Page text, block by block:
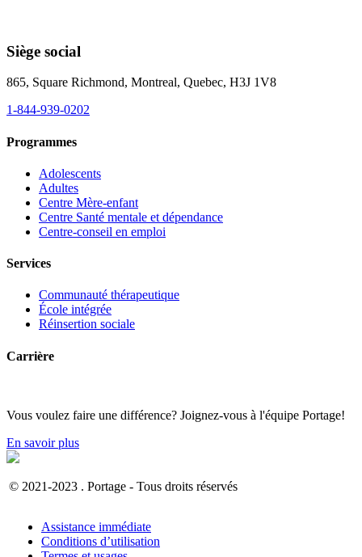
Siège social
865, Square Richmond, Montreal, Quebec, H3J 1V8
1-844-939-0202
Programmes
Adolescents
Adultes
Centre Mère-enfant
Centre Santé mentale et dépendance
Centre-conseil en emploi
Services
Communauté thérapeutique
École intégrée
Réinsertion sociale
Carrière
Vous voulez faire une différence? Joignez-vous à l'équipe Portage!
En savoir plus
© 2021-2023 . Portage - Tous droits réservés
Assistance immédiate
Conditions d’utilisation